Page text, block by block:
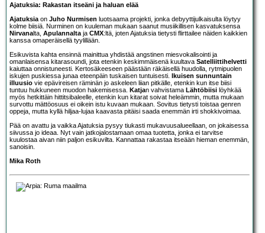
Ajatuksia: Rakastan itseäni ja haluan elää
Ajatuksia on Juho Nurmisen luotsaama projekti, jonka debyyttijulkaisulta löytyy
kolme biisiä. Nurminen on kuuleman mukaan saanut musiikillisen kasvatuksensa
Nirvanalta, Apulannalta ja CMX:ltä, joten Ajatuksia tietysti flirttailee näiden kaikkien
kanssa omaperäisellä tyylillään.
Esikuvista kahta ensinnä mainittua yhdistää angstinen miesvokalisointi ja
omanlaisensa kitarasoundi, jota etenkin keskimmäisenä kuultava Satelliittihelvetti
kaiuttaa onnistuneesti. Kertosäkeeseen päästään räkäisellä huudolla, rytmipuolen
iskujen puskiessa junaa eteenpäin tuskaisen tuntuisesti. Ikuisen sunnuntain
illuusio vie epävireisen räminän jo askeleen liian pitkälle, etenkin kun itse biisi
tuntuu hukkuneen muodon hakemisessa. Katjan vahvistama Lähtöbiisi löyhkää
myös hetkittäin hittitsibaleelle, etenkin kun kitarat soivat heleämmin, mutta mukaan
survottu mättöosuus ei oikein istu kuvaan mukaan. Sovitus tietysti toistaa genren
oppeja, mutta kyllä hiljaa-lujaa kaavasta pitäisi saada enemmän irti shokkivoimaa.
Pää on avattu ja vaikka Ajatuksia pysyy tiukasti mukavuusalueellaan, on jokaisessa
siivussa jo ideaa. Nyt vain jatkojalostamaan omaa tuotetta, jonka ei tarvitse
kuulostaa aivan niin paljon esikuvilta. Kannattaa rakastaa itseään hieman enemmän,
sanoisin.
Mika Roth